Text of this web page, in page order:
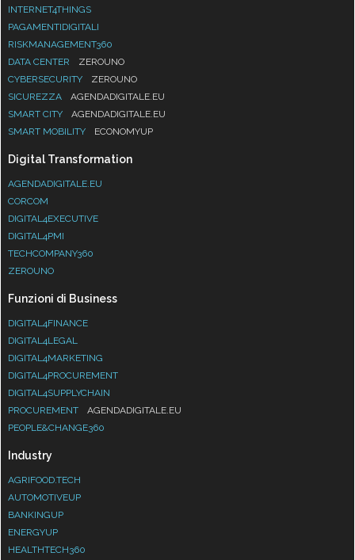
INTERNET4THINGS
PAGAMENTIDIGITALI
RISKMANAGEMENT360
DATA CENTER
ZEROUNO
CYBERSECURITY
ZEROUNO
SICUREZZA
AGENDADIGITALE.EU
SMART CITY
AGENDADIGITALE.EU
SMART MOBILITY
ECONOMYUP
Digital Transformation
AGENDADIGITALE.EU
CORCOM
DIGITAL4EXECUTIVE
DIGITAL4PMI
TECHCOMPANY360
ZEROUNO
Funzioni di Business
DIGITAL4FINANCE
DIGITAL4LEGAL
DIGITAL4MARKETING
DIGITAL4PROCUREMENT
DIGITAL4SUPPLYCHAIN
PROCUREMENT
AGENDADIGITALE.EU
PEOPLE&CHANGE360
Industry
AGRIFOOD.TECH
AUTOMOTIVEUP
BANKINGUP
ENERGYUP
HEALTHTECH360